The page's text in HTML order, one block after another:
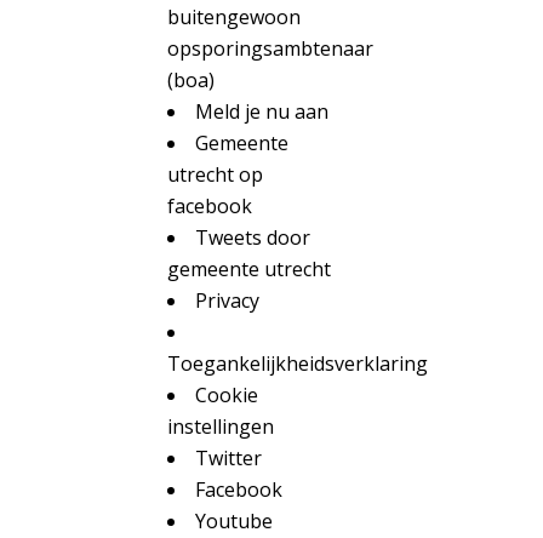
buitengewoon
opsporingsambtenaar
(boa)
Meld je nu aan
Gemeente
utrecht op
facebook
Tweets door
gemeente utrecht
Privacy
Toegankelijkheidsverklaring
Cookie
instellingen
Twitter
Facebook
Youtube